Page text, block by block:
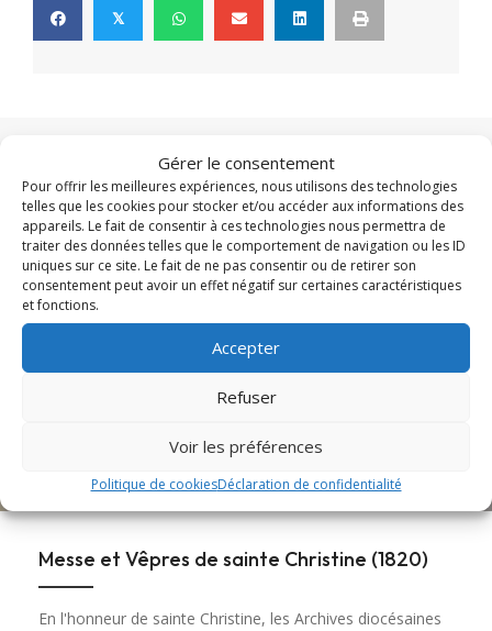
Gérer le consentement
Pour offrir les meilleures expériences, nous utilisons des technologies
telles que les cookies pour stocker et/ou accéder aux informations des
appareils. Le fait de consentir à ces technologies nous permettra de
traiter des données telles que le comportement de navigation ou les ID
uniques sur ce site. Le fait de ne pas consentir ou de retirer son
consentement peut avoir un effet négatif sur certaines caractéristiques
et fonctions.
Accepter
Refuser
Voir les préférences
Politique de cookiesDéclaration de confidentialité
𝕏
À la une
Messe et Vêpres de sainte Christine (1820)
En l'honneur de sainte Christine, les Archives diocésaines